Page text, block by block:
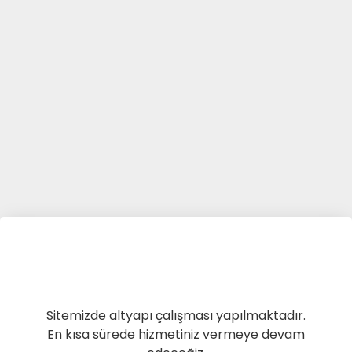
Sitemizde altyapı çalışması yapılmaktadır.
En kısa sürede hizmetiniz vermeye devam